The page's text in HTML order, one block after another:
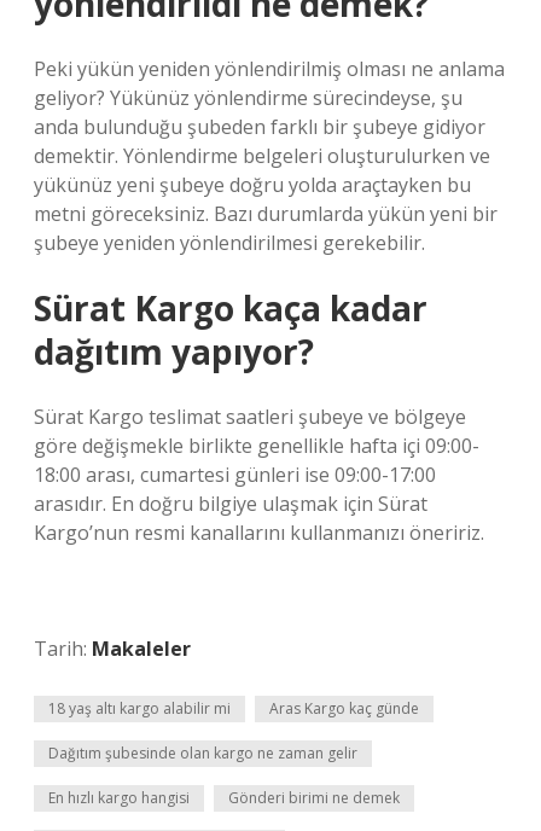
Peki yükün yeniden yönlendirilmiş olması ne anlama
geliyor? Yükünüz yönlendirme sürecindeyse, şu
anda bulunduğu şubeden farklı bir şubeye gidiyor
demektir. Yönlendirme belgeleri oluşturulurken ve
yükünüz yeni şubeye doğru yolda araçtayken bu
metni göreceksiniz. Bazı durumlarda yükün yeni bir
şubeye yeniden yönlendirilmesi gerekebilir.
Sürat Kargo kaça kadar
dağıtım yapıyor?
Sürat Kargo teslimat saatleri şubeye ve bölgeye
göre değişmekle birlikte genellikle hafta içi 09:00-
18:00 arası, cumartesi günleri ise 09:00-17:00
arasıdır. En doğru bilgiye ulaşmak için Sürat
Kargo’nun resmi kanallarını kullanmanızı öneririz.
Tarih: Makaleler
18 yaş altı kargo alabilir mi Aras Kargo kaç günde
Dağıtım şubesinde olan kargo ne zaman gelir
En hızlı kargo hangisi Gönderi birimi ne demek